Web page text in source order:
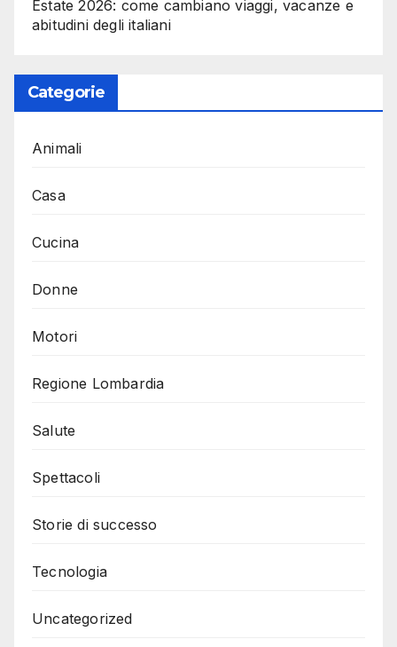
Estate 2026: come cambiano viaggi, vacanze e
abitudini degli italiani
Categorie
Animali
Casa
Cucina
Donne
Motori
Regione Lombardia
Salute
Spettacoli
Storie di successo
Tecnologia
Uncategorized